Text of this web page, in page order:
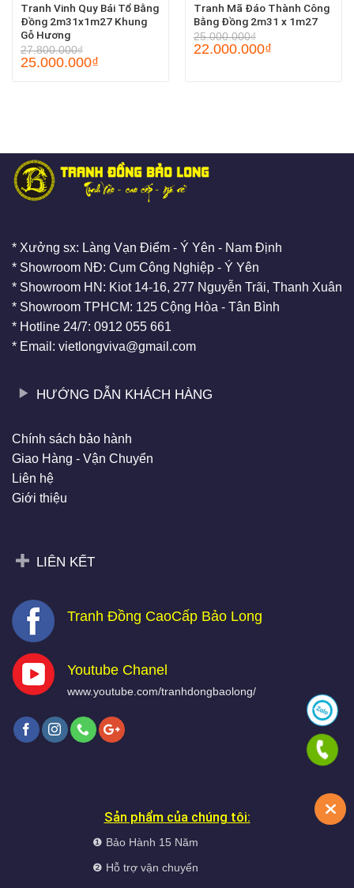
Tranh Vinh Quy Bái Tổ Bằng
Đồng 2m31x1m27 Khung
Gỗ Hương
27.800.000₫
25.000.000₫
Tranh Mã Đáo Thành Công
Bằng Đồng 2m31 x 1m27
25.000.000₫
22.000.000₫
* Xưởng sx: Làng Vạn Điểm - Ý Yên - Nam Định
* Showroom NĐ: Cụm Công Nghiệp - Ý Yên
* Showroom HN: Kiot 14-16, 277 Nguyễn Trãi, Thanh Xuân
* Showroom TPHCM: 125 Cộng Hòa - Tân Bình
* Hotline 24/7: 0912 055 661
* Email: vietlongviva@gmail.com
HƯỚNG DẪN KHÁCH HÀNG
Chính sách bảo hành
Giao Hàng - Vận Chuyển
Liên hệ
Giới thiệu
LIÊN KẾT
Tranh Đồng CaoCấp Bảo Long
Youtube Chanel
www.youtube.com/tranhdongbaolong/
Sản phẩm của chúng tôi:
❶ Bảo Hành 15 Năm
❷ Hỗ trợ vận chuyển